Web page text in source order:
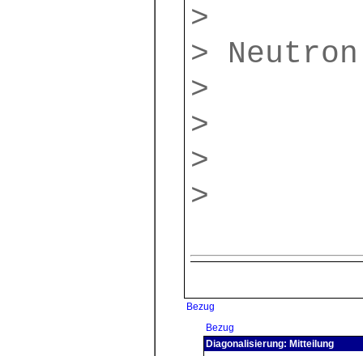
>
> Neutron
>
>
>
>
Bezug
Bezug
Diagonalisierung: Mitteilung